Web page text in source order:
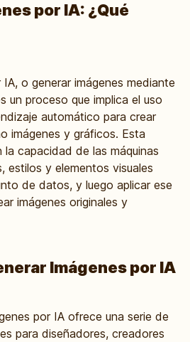
por IA: ¿Qué
o generar imágenes mediante
un proceso que implica el uso
automático para crear
imágenes y gráficos. Esta
capacidad de las máquinas
estilos y elementos visuales
de datos, y luego aplicar ese
imágenes originales y
Imágenes por IA
por IA ofrece una serie de
para diseñadores, creadores